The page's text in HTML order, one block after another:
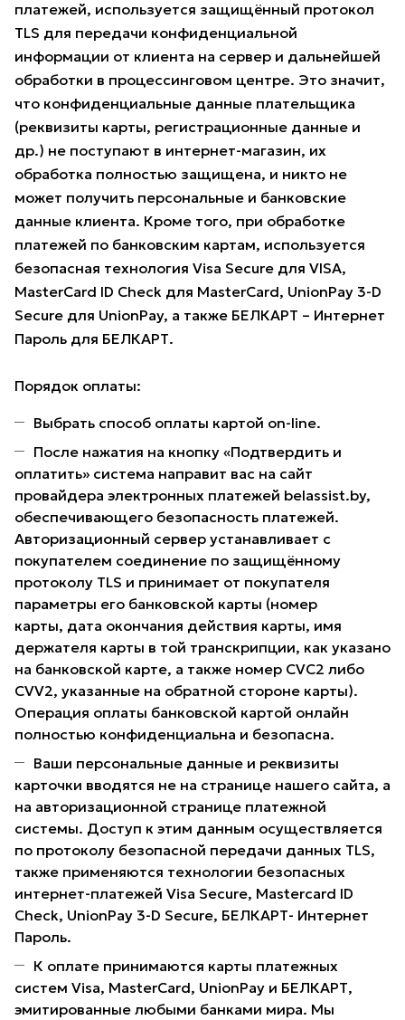
платежей, используется защищённый протокол
TLS для передачи конфиденциальной
информации от клиента на сервер и дальнейшей
обработки в процессинговом центре. Это значит,
что конфиденциальные данные плательщика
(реквизиты карты, регистрационные данные и
др.) не поступают в интернет-магазин, их
обработка полностью защищена, и никто не
может получить персональные и банковские
данные клиента. Кроме того, при обработке
платежей по банковским картам, используется
безопасная технология Visa Secure для VISA,
MasterCard ID Check для MasterCard, UnionPay 3-D
Secure для UnionPay, а также БЕЛКАРТ – Интернет
Пароль для БЕЛКАРТ.
Порядок оплаты:
Выбрать способ оплаты картой on-line.
После нажатия на кнопку «Подтвердить и
оплатить» система направит вас на сайт
провайдера электронных платежей belassist.by,
обеспечивающего безопасность платежей.
Авторизационный сервер устанавливает с
покупателем соединение по защищённому
протоколу TLS и принимает от покупателя
параметры его банковской карты (номер
карты, дата окончания действия карты, имя
держателя карты в той транскрипции, как указано
на банковской карте, а также номер CVC2 либо
CVV2, указанные на обратной стороне карты).
Операция оплаты банковской картой онлайн
полностью конфиденциальна и безопасна.
Ваши персональные данные и реквизиты
карточки вводятся не на странице нашего сайта, а
на авторизационной странице платежной
системы. Доступ к этим данным осуществляется
по протоколу безопасной передачи данных TLS,
также применяются технологии безопасных
интернет-платежей Visa Secure, Mastercard ID
Check, UnionPay 3-D Secure, БЕЛКАРТ- Интернет
Пароль.
К оплате принимаются карты платежных
систем Visa, MasterCard, UnionPay и БЕЛКАРТ,
эмитированные любыми банками мира. Мы